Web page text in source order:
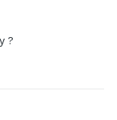
?